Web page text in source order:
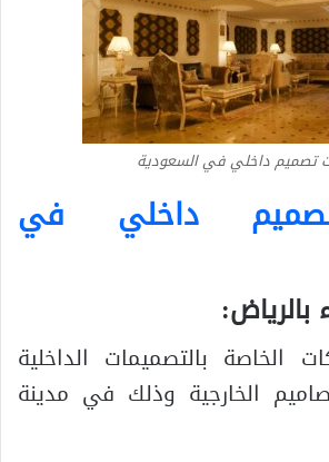
تصميم داخلي في السعودية
داخلي في
الخاصة بالتصميمات الداخلية
الخارجية وذلك في مدينة